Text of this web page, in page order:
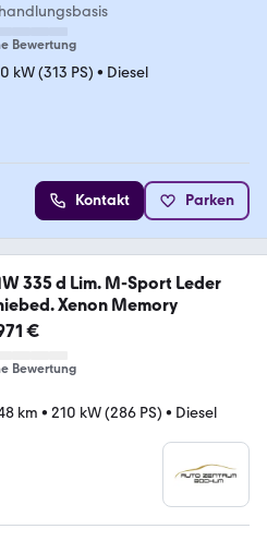
Bewertung
kW (313 PS) • Diesel
Kontakt Parken
335 d Lim. M-Sport Leder
Xenon Memory
€
Bewertung
km • 210 kW (286 PS) • Diesel